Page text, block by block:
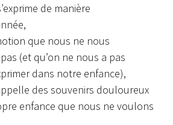
de manière
que nous ne nous
(et qu’on ne nous a pas
dans notre enfance),
des souvenirs douloureux
enfance que nous ne voulons